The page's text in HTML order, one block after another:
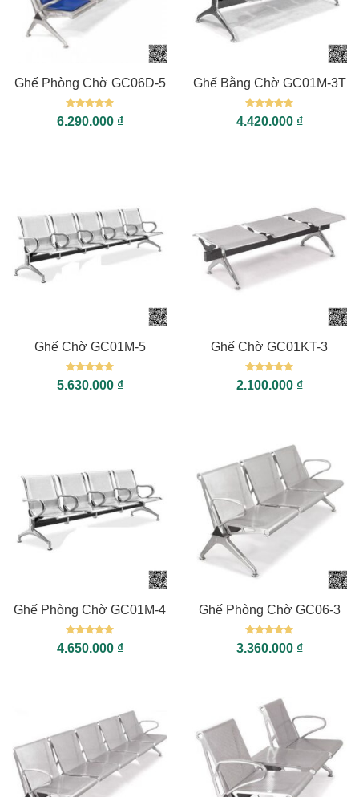
Ghế Phòng Chờ GC06D-5
Được xếp
hạng55
6.290.000 ₫
Ghế Bằng Chờ GC01M-3T
Được xếp
hạng55
4.420.000 ₫
Ghế Chờ GC01M-5
Được xếp
hạng55
5.630.000 ₫
Ghế Chờ GC01KT-3
Được xếp
hạng55
2.100.000 ₫
Ghế Phòng Chờ GC01M-4
Được xếp
hạng55
4.650.000 ₫
Ghế Phòng Chờ GC06-3
Được xếp
hạng55
3.360.000 ₫